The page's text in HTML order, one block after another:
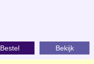
Bestel Bekijk